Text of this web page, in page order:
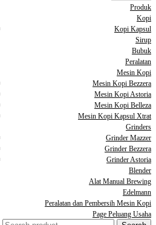
Produk
Kopi
Kopi Kapsul
Sirup
Bubuk
Peralatan
Mesin Kopi
Mesin Kopi Bezzera
Mesin Kopi Astoria
Mesin Kopi Belleza
Mesin Kopi Kapsul Xtrat
Grinders
Grinder Mazzer
Grinder Bezzera
Grinder Astoria
Blender
Alat Manual Brewing
Edelmann
Peralatan dan Pembersih Mesin Kopi
Page Peluang Usaha